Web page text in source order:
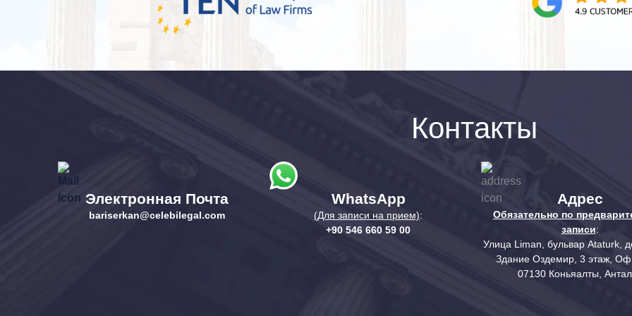
Контакты
Электронная Почта
bariserkan@celebilegal.com​
WhatsApp
(Для записи на прием):
+90 546 660 59 00
Адрес
Обязательно по
записи:
Улица Liman, бульвар Ataturk,
Здание Оздемир, 3 этаж,
07130 Коньяалты,